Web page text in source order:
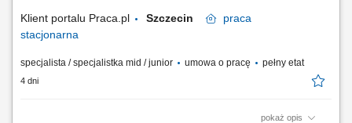
Klient portalu Praca.pl Szczecin
praca
stacjonarna
specjalista / specjalistka mid / junior umowa o pracę pełny etat
4 dni
pokaż opis